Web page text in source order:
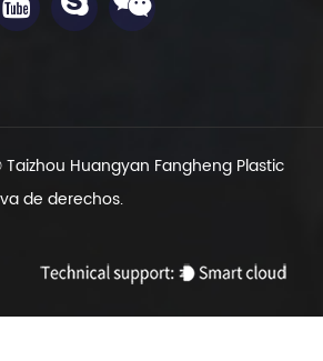
Taizhou Huangyan Fangheng Plastic
de derechos.